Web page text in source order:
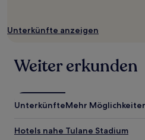
Unterkünfte anzeigen
Weiter erkunden
UnterkünfteMehr
Hotels nahe Tulane Stadium